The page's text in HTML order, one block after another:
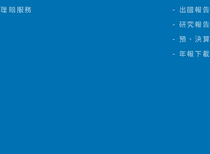
理賠服務
出國報告
研究報告
預、決算
年報下載